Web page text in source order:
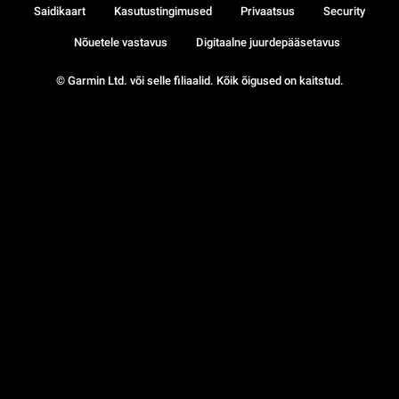
© Garmin Ltd. või selle filiaalid. Kõik õigused on kaitstud.
Saidikaart Kasutustingimused Privaatsus Security
Nõuetele vastavus Digitaalne juurdepääsetavus